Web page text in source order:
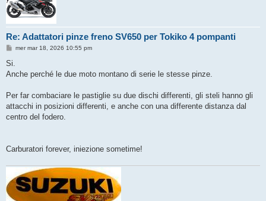
Re: Adattatori pinze freno SV650 per Tokiko 4 pompanti
M
a
i
o
mer mar 18, 2026 10:55 pm
Si.
Anche perché le due moto montano di serie le stesse pinze.
Per far combaciare le pastiglie su due dischi differenti, gli steli hanno gli
attacchi in posizioni differenti, e anche con una differente distanza dal
centro del fodero.
Carburatori forever, iniezione sometime!